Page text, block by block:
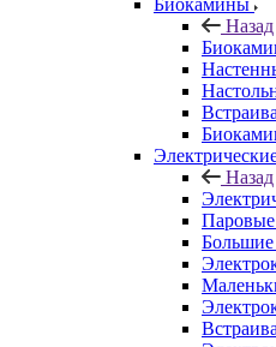
Биокамины
Назад
Назад